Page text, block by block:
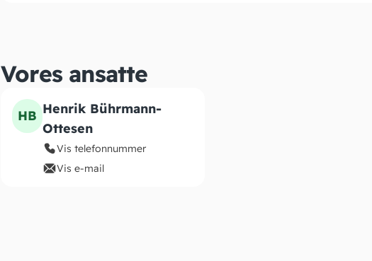
Vores ansatte
HB Henrik Bührmann-
Ottesen
Vis telefonnummer
Vis e-mail